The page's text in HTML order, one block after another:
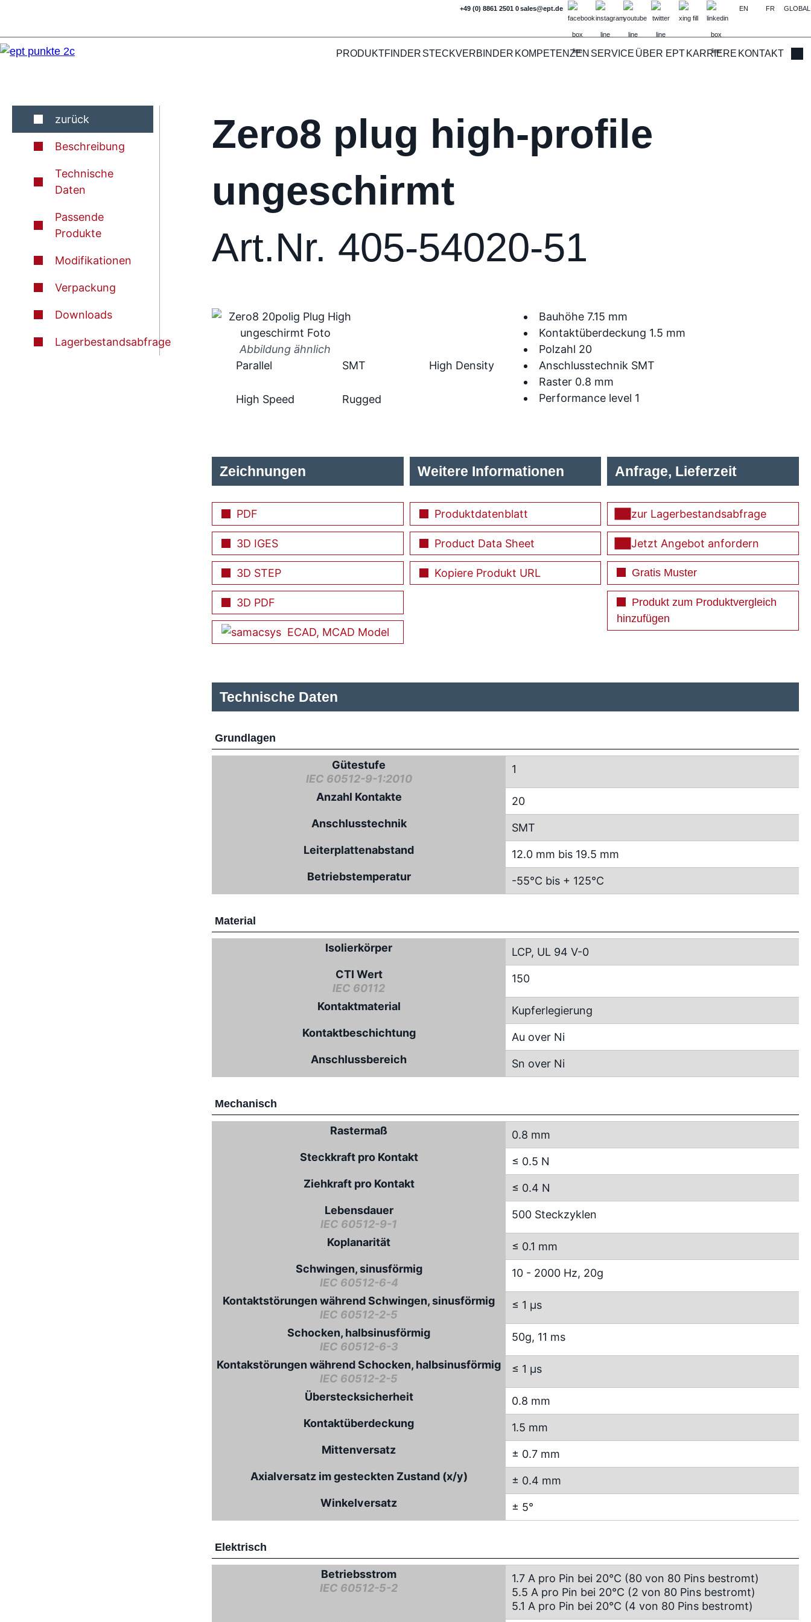
+49 (0) 8861 2501 0sales@ept.de EN FR GLOBAL
PRODUKTFINDER STECKVERBINDER KOMPETENZEN SERVICE ÜBER EPTKARRIERE KONTAKT
zurück
Beschreibung
Technische
Daten
Passende
Produkte
Modifikationen
Verpackung
Downloads
Lagerbestandsabfrage
Zero8 plug high-profile
ungeschirmt
Art.Nr. 405-54020-51
Abbildung ähnlich
Bauhöhe 7.15 mm
Kontaktüberdeckung 1.5 mm
Polzahl 20
Anschlusstechnik SMT
Raster 0.8 mm
Performance level 1
Parallel SMT High Density
High Speed Rugged
Zeichnungen
PDF
3D IGES
3D STEP
3D PDF
ECAD, MCAD Model
Weitere Informationen
Produktdatenblatt
Product Data Sheet
Kopiere Produkt URL
Anfrage, Lieferzeit
zur Lagerbestandsabfrage
Jetzt Angebot anfordern
Gratis Muster
Produkt zum Produktvergleich
hinzufügen
Technische Daten
Grundlagen
Gütestufe
IEC 60512-9-1:2010
1
Anzahl Kontakte
20
Anschlusstechnik
SMT
Leiterplattenabstand
12.0 mm bis 19.5 mm
Betriebstemperatur
-55°C bis + 125°C
Material
Isolierkörper
LCP, UL 94 V-0
CTI Wert
IEC 60112
150
Kontaktmaterial
Kupferlegierung
Kontaktbeschichtung
Au over Ni
Anschlussbereich
Sn over Ni
Mechanisch
Rastermaß
0.8 mm
Steckkraft pro Kontakt
≤ 0.5 N
Ziehkraft pro Kontakt
≤ 0.4 N
Lebensdauer
IEC 60512-9-1
500 Steckzyklen
Koplanarität
≤ 0.1 mm
Schwingen, sinusförmig
IEC 60512-6-4
10 - 2000 Hz, 20g
Kontaktstörungen während Schwingen, sinusförmig
IEC 60512-2-5
≤ 1 µs
Schocken, halbsinusförmig
IEC 60512-6-3
50g, 11 ms
Kontakstörungen während Schocken, halbsinusförmig
IEC 60512-2-5
≤ 1 µs
Überstecksicherheit
0.8 mm
Kontaktüberdeckung
1.5 mm
Mittenversatz
± 0.7 mm
Axialversatz im gesteckten Zustand (x/y)
± 0.4 mm
Winkelversatz
± 5°
Elektrisch
Betriebsstrom
IEC 60512-5-2
1.7 A pro Pin bei 20°C (80 von 80 Pins bestromt)
5.5 A pro Pin bei 20°C (2 von 80 Pins bestromt)
5.1 A pro Pin bei 20°C (4 von 80 Pins bestromt)